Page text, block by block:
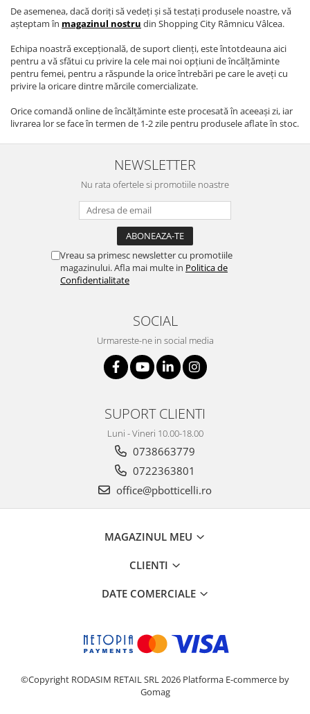
De asemenea, dacă doriţi să vedeţi şi să testaţi produsele noastre, vă
aşteptam în magazinul nostru din Shopping City Râmnicu Vâlcea.
Echipa noastră excepțională, de suport clienți, este întotdeauna aici
pentru a vă sfătui cu privire la cele mai noi opțiuni de încălțăminte
pentru femei, pentru a răspunde la orice întrebări pe care le aveți cu
privire la oricare dintre mărcile comercializate.
Orice comandă online de încălţăminte este procesată în aceeaşi zi, iar
livrarea lor se face în termen de 1-2 zile pentru produsele aflate în stoc.
NEWSLETTER
Nu rata ofertele si promotiile noastre
Vreau sa primesc newsletter cu promotiile
magazinului. Afla mai multe in Politica de
Confidentialitate
SOCIAL
Urmareste-ne in social media
SUPORT CLIENTI
Luni - Vineri 10.00-18.00
0738663779
0722363801
office@pbotticelli.ro
MAGAZINUL MEU
CLIENTI
DATE COMERCIALE
©Copyright RODASIM RETAIL SRL 2026 Platforma E-commerce by
Gomag